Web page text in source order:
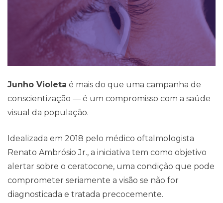
Junho Violeta é mais do que uma campanha de
conscientização — é um compromisso com a saúde
visual da população.
Idealizada em 2018 pelo médico oftalmologista
Renato Ambrósio Jr., a iniciativa tem como objetivo
alertar sobre o ceratocone, uma condição que pode
comprometer seriamente a visão se não for
diagnosticada e tratada precocemente.